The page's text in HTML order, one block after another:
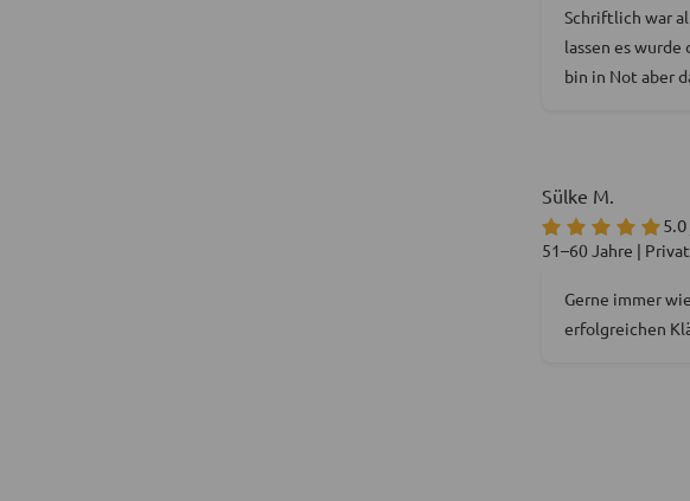
Schriftlich war
lassen es
bin in Not aber
Sülke M.
51–60 Jahre |
Gerne immer
erfolgreichen